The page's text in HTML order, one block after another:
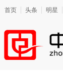
首页 头条 明星